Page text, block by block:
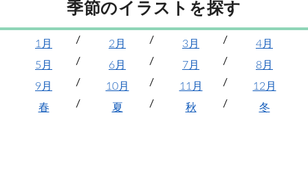
季節のイラストを探す
1月 2月 3月
4月
5月
6月 7月
8月
9月
10月 11月
12月
春
夏 秋 冬